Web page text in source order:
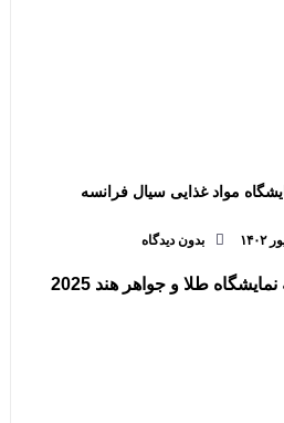
مواد غذایی سیال فرانسه
بدون دیدگاه